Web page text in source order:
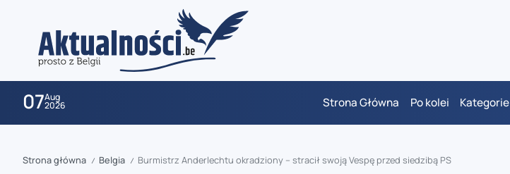
07Aug
2026 Strona Główna Po kolei Kategorie
Strona główna / Belgia / Burmistrz Anderlechtu okradziony – stracił swoją Vespę przed siedzibą PS